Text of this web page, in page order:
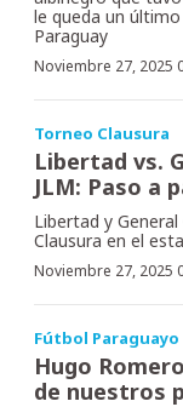
le queda un
Paraguay
Noviembre 27, 2025
Torneo Clausura
Libertad vs.
JLM: Paso a
Libertad y
Clausura en el
Noviembre 27, 2025
Fútbol Paraguayo
Hugo
de nuestros